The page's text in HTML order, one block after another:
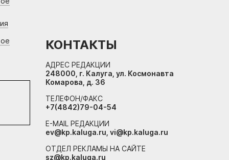
КОНТАКТЫ
АДРЕС РЕДАКЦИИ
248000, г. Калуга, ул. Космонавта
Комарова, д. 36
ТЕЛЕФОН/ФАКС
+7(4842)79-04-54
E-MAIL РЕДАКЦИИ
ev@kp.kaluga.ru, vi@kp.kaluga.ru
ОТДЕЛ РЕКЛАМЫ НА САЙТЕ
sz@kp.kaluga.ru